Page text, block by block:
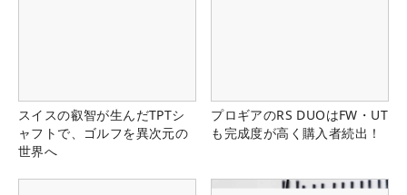
スイスの叡智が生んだTPTシ
ャフトで、ゴルフを異次元の
世界へ
プロギアのRS DUOはFW・UT
も完成度が高く購入者続出！